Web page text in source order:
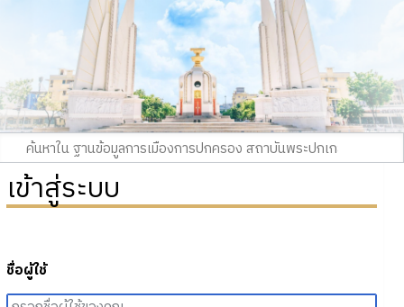
เข้าสู่ระบบ
ชื่อผู้ใช้